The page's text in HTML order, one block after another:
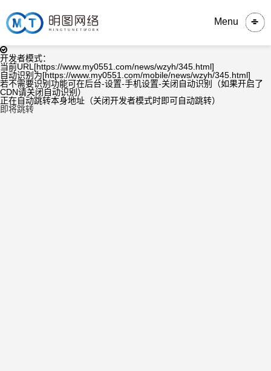
Menu
开发者模式：
当前URL[https://www.my0551.com/news/wzyh/345.html]
自动识别为[https://www.my0551.com/mobile/news/wzyh/345.html]
若不需要识别功能可在后台-设置-手机设置-关闭自动识别（如果开启了
CDN请关闭自动识别）
正在自动跳转本身地址（关闭开发者模式时即可自动跳转）
即将跳转